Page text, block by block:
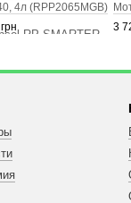
4л (RPP2065MGB)
3